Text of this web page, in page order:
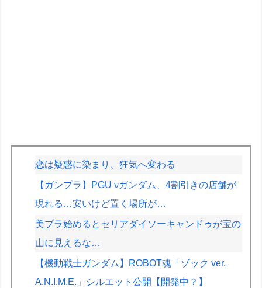
恋は疑惑に染まり、狂気へ変わる
【ガンプラ】PGU νガンダム、4割引きの店舗が
現れる…安いけど置く場所が…
美プラ始めるとセリアダイソーキャンドゥが宝の
山に見えるな…
【機動戦士ガンダム】ROBOT魂「ゾック ver.
A.N.I.M.E.」シルエット公開【開発中？】